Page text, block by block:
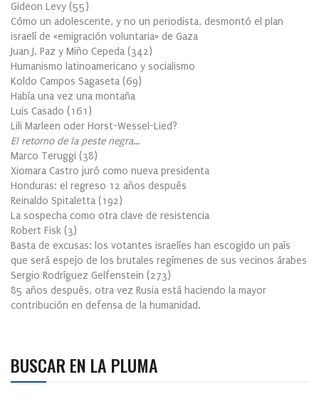
Gideon Levy (55)
Cómo un adolescente, y no un periodista, desmontó el plan
israelí de «emigración voluntaria» de Gaza
Juan J. Paz y Miño Cepeda (342)
Humanismo latinoamericano y socialismo
Koldo Campos Sagaseta (69)
Había una vez una montaña
Luis Casado (161 )
Lili Marleen oder Horst-Wessel-Lied?
El retorno de la peste negra…
Marco Teruggi (38)
Xiomara Castro juró como nueva presidenta
Honduras: el regreso 12 años después
Reinaldo Spitaletta (192)
La sospecha como otra clave de resistencia
Robert Fisk (3)
Basta de excusas: los votantes israelíes han escogido un país
que será espejo de los brutales regímenes de sus vecinos árabes
Sergio Rodríguez Gelfenstein (273)
85 años después, otra vez Rusia está haciendo la mayor
contribución en defensa de la humanidad.
BUSCAR EN LA PLUMA